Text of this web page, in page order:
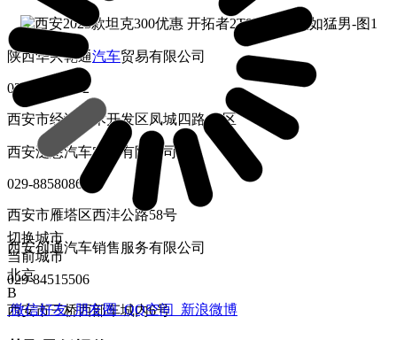
陕西华兴乾通汽车贸易有限公司
029-86538222
西安市经济技术开发区凤城四路C5区
西安泛想汽车实业有限公司
029-88580861
西安市雁塔区西沣公路58号
西安创通汽车销售服务有限公司
029-84515506
西安市三桥西部车城内6号
切换城市
当前城市
北京
B
微信好友 朋友圈 QQ空间 新浪微博